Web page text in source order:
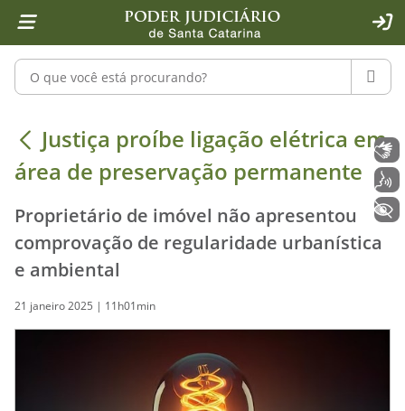
1 Ir para o conteúdo
2 Ir para a ferramenta de acessibilidade - Rybená
4 Ir para o menu principal
5 Ir para a pesquisa
6 Ir para o rodapé
7 Ir para a página inicial
Pesquisar no portal
Justiça proíbe ligação elétrica em
Justiça proíbe ligação elétrica em
área de preservação permanente
Proprietário de imóvel não apresentou
comprovação de regularidade urbanística
e ambiental
21 janeiro 2025 | 11h01min
Libras
Voz
+ Acessibilidade